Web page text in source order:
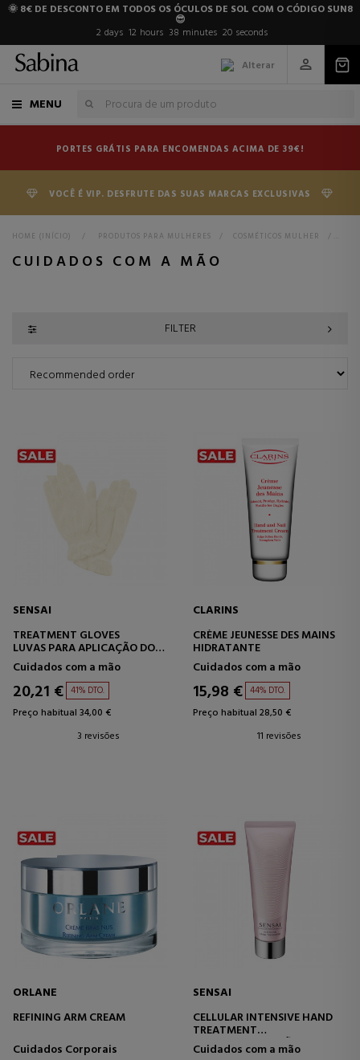
🌞 8€ DE DESCONTO EM TODOS OS ÓCULOS DE SOL COM O CÓDIGO SUN8
😎
2 days 12 hours 38 minutes 19 seconds
Alterar
MENU
PORTES GRÁTIS PARA ENCOMENDAS ACIMA DE 39€!
VOCÊ É VIP. DESFRUTE DAS SUAS MARCAS EXCLUSIVAS
HOME (INÍCIO) > PRODUTOS PARA MULHERES > COSMÉTICOS MULHER >
CUIDADOS COM A MÃO
FILTER
SENSAI
TREATMENT GLOVES
LUVAS PARA APLICAÇÃO DO
TRATAMENTO
Cuidados com a mão
20,21 € 41% DTO.
Preço habitual 34,00 €
3 revisões
CLARINS
CRÈME JEUNESSE DES MAINS
HIDRATANTE
Cuidados com a mão
15,98 € 44% DTO.
Preço habitual 28,50 €
11 revisões
ORLANE
REFINING ARM CREAM
Cuidados Corporais
SENSAI
CELLULAR INTENSIVE HAND
TREATMENT
CREME PARA AS MÃOS
Cuidados com a mão